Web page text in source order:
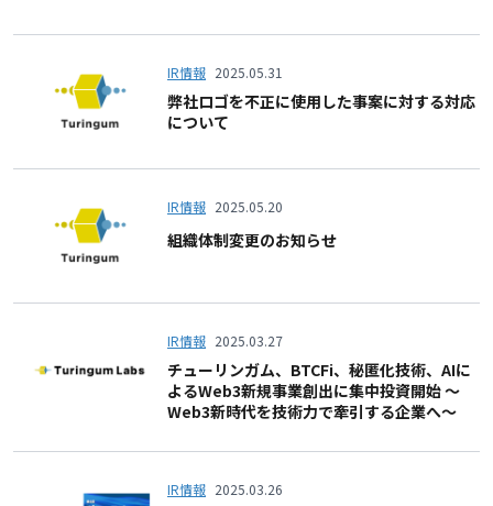
IR情報 2025.05.31
弊社ロゴを不正に使用した事案に対する対応
について
IR情報 2025.05.20
組織体制変更のお知らせ
IR情報 2025.03.27
チューリンガム、BTCFi、秘匿化技術、AIに
よるWeb3新規事業創出に集中投資開始 〜
Web3新時代を技術力で牽引する企業へ〜
IR情報 2025.03.26